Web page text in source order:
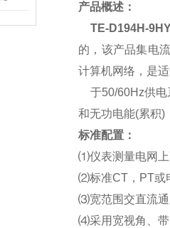
产品概述：
TE-D194H-
的，该产品集电
计算机网络，是
于50/60Hz供
和无功电能(累积)
标准配置：
⑴仪表测量电网
⑵标准CT，PT或
⑶宽范围交直流
⑷采用宽视角、